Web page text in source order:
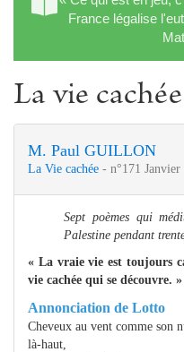
France légalise
La vie
M. Paul GUILLON
La Vie cachée - n°171
Sept poèmes qui
Palestine pendant
« La vraie vie est toujours
vie cachée qui se
Annonciation de Lotto
Cheveux au vent comme son
là-haut,